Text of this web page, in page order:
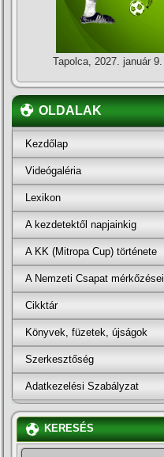
Tapolca, 2027. január 9.
OLDALAK
Kezdőlap
Videógaléria
Lexikon
A kezdetektől napjainkig
A KK (Mitropa Cup) története
A Nemzeti Csapat mérkőzései
Cikktár
Könyvek, füzetek, újságok
Szerkesztőség
Adatkezelési Szabályzat
KERESÉS